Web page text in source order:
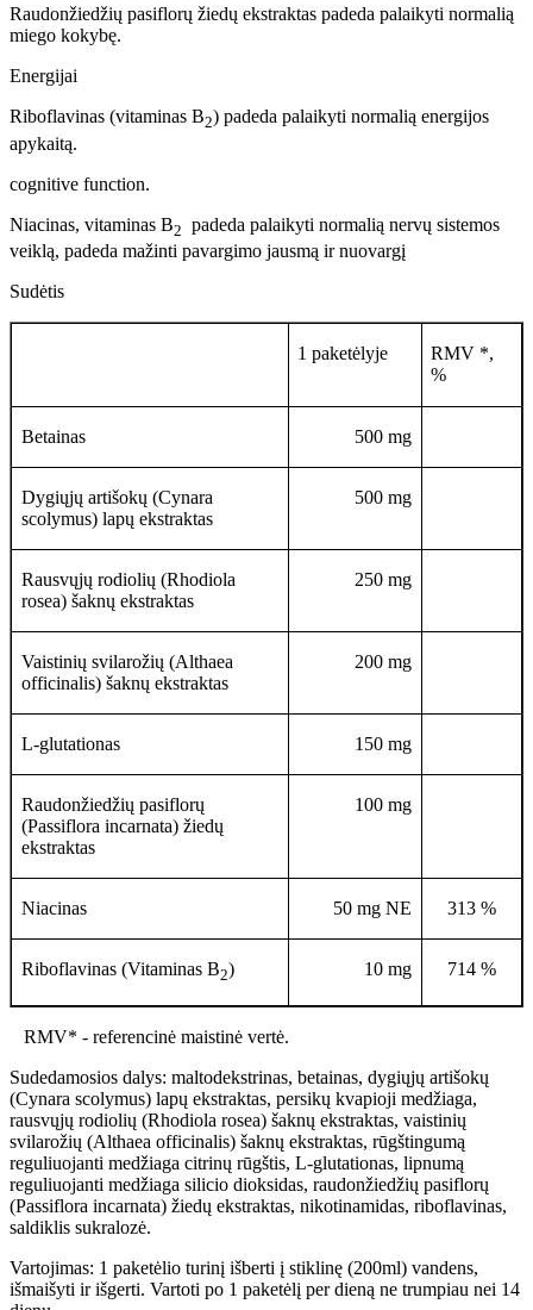
Raudonžiedžių pasiflorų žiedų ekstraktas padeda palaikyti normalią
miego kokybę.
Energijai
Riboflavinas (vitaminas B2) padeda palaikyti normalią energijos
apykaitą.
cognitive function.
Niacinas, vitaminas B2 padeda palaikyti normalią nervų sistemos
veiklą, padeda mažinti pavargimo jausmą ir nuovargį
Sudėtis
1 paketėlyje
RMV *,
%
Betainas 500 mg
Dygiųjų artišokų (Cynara
scolymus) lapų ekstraktas
500 mg
Rausvųjų rodiolių (Rhodiola
rosea) šaknų ekstraktas
250 mg
Vaistinių svilarožių (Althaea
officinalis) šaknų ekstraktas
200 mg
L-glutationas 150 mg
Raudonžiedžių pasiflorų
(Passiflora incarnata) žiedų
ekstraktas
100 mg
Niacinas 50 mg NE 313 %
Riboflavinas (Vitaminas B2) 10 mg 714 %
RMV* - referencinė maistinė vertė.
Sudedamosios dalys: maltodekstrinas, betainas, dygiųjų artišokų
(Cynara scolymus) lapų ekstraktas, persikų kvapioji medžiaga,
rausvųjų rodiolių (Rhodiola rosea) šaknų ekstraktas, vaistinių
svilarožių (Althaea officinalis) šaknų ekstraktas, rūgštingumą
reguliuojanti medžiaga citrinų rūgštis, L-glutationas, lipnumą
reguliuojanti medžiaga silicio dioksidas, raudonžiedžių pasiflorų
(Passiflora incarnata) žiedų ekstraktas, nikotinamidas, riboflavinas,
saldiklis sukralozė.
Vartojimas: 1 paketėlio turinį išberti į stiklinę (200ml) vandens,
išmaišyti ir išgerti. Vartoti po 1 paketėlį per dieną ne trumpiau nei 14